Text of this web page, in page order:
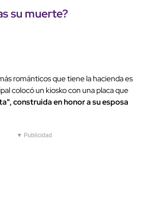
su muerte?
románticos que tiene la hacienda es
colocó un kiosko con una placa que
construida en honor a su esposa
▼ Publicidad